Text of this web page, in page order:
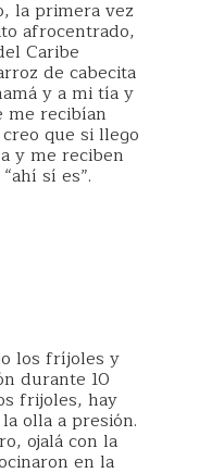
la primera vez
afrocentrado,
Caribe
de cabecita
y a mi tía y
me recibían
que si llego
y me reciben
sí es”.
los fríjoles y
durante 10
frijoles, hay
olla a presión.
ojalá con la
en la